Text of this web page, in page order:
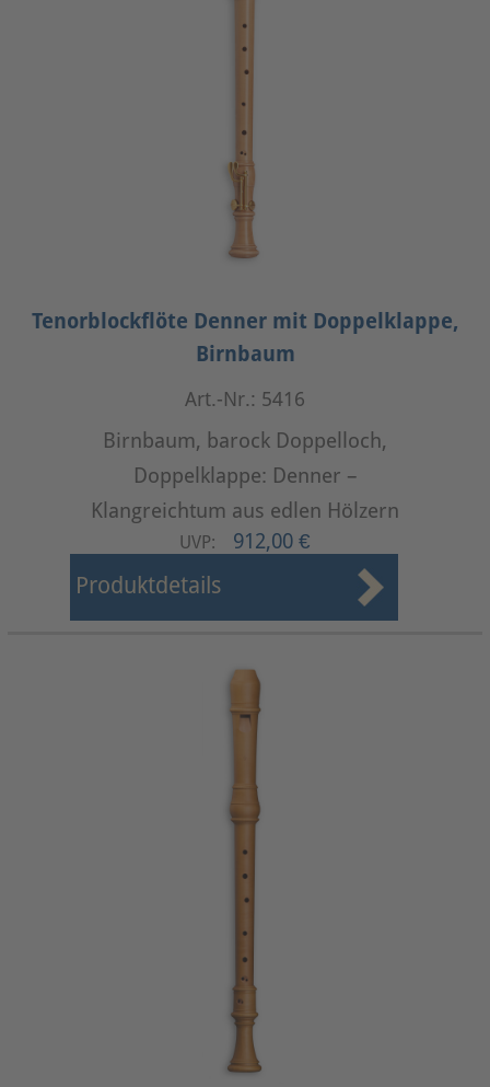
Tenorblockflöte Denner mit Doppelklappe,
Birnbaum
Art.-Nr.: 5416
Birnbaum, barock Doppelloch,
Doppelklappe: Denner –
Klangreichtum aus edlen Hölzern
UVP: 912,00 €
Produktdetails